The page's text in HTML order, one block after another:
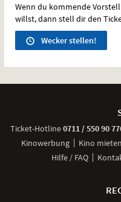
Wenn du kommende
willst, dann stell dir den
Wecker stellen!
Ticket-Hotline0711 / 550 90
Kinowerbung
Kino mieten
Hilfe / FAQ